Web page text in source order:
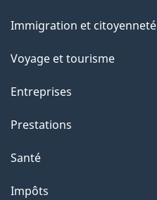
sujets
Immigration et citoyenneté
Voyage et tourisme
Entreprises
Prestations
Santé
Impôts